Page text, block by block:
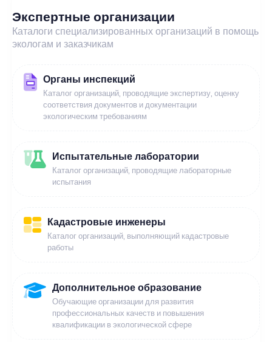
Экспертные организации
Каталоги специализированных организаций в помощь
экологам и заказчикам
Органы инспекций
Каталог организаций, проводящие экспертизу, оценку
соответствия документов и документации
экологическим требованиям
Испытательные лаборатории
Каталог организаций, проводящие лабораторные
испытания
Кадастровые инженеры
Каталог организаций, выполняющий кадастровые
работы
Дополнительное образование
Обучающие организации для развития
профессиональных качеств и повышения
квалификации в экологической сфере